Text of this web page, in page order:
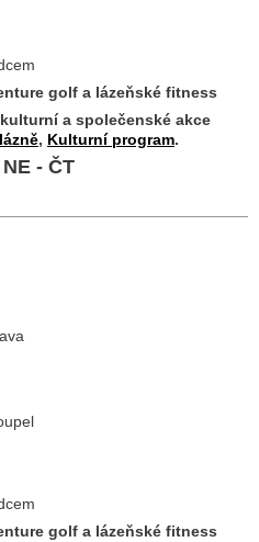
golf a lázeňské fitness
a společenské akce
, Kulturní program.
- ČT
golf a lázeňské fitness